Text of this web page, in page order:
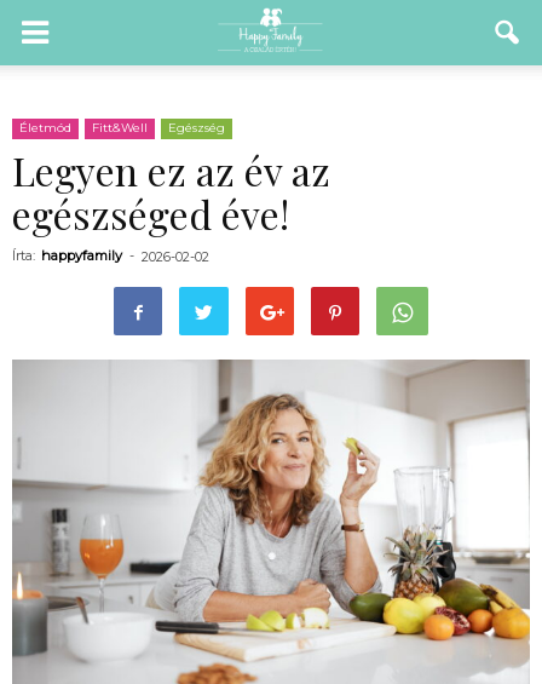
Életmód Fitt&Well Egészség
Legyen ez az év az
egészséged éve!
Írta: happyfamily - 2026-02-02